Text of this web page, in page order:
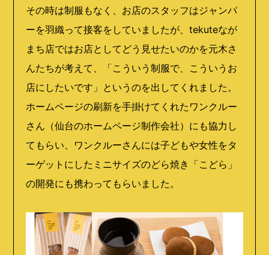
その時は制服もなく、お店のスタッフはジャンパ
ーを羽織って接客をしていましたが、tekuteなが
まち店ではお店としてどう見せたいのかを元木さ
んたちが考えて、「こういう制服で、こういうお
店にしたいです」というのを出してくれました。
ホームページの刷新を手掛けてくれたワンクルー
さん（仙台のホームページ制作会社）にも協力し
てもらい、ワンクルーさんには子どもや女性をタ
ーゲットにしたミニサイズのどら焼き「こどら」
の開発にも携わってもらいました。